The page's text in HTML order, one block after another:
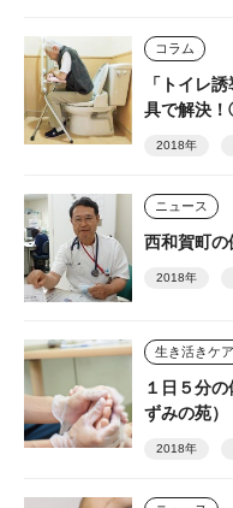
コラム
「トイレ
具で解決
2018年
ニュース
西和賀町の
2018年
生き活きケア
１日５分
ずみの苑）
2018年